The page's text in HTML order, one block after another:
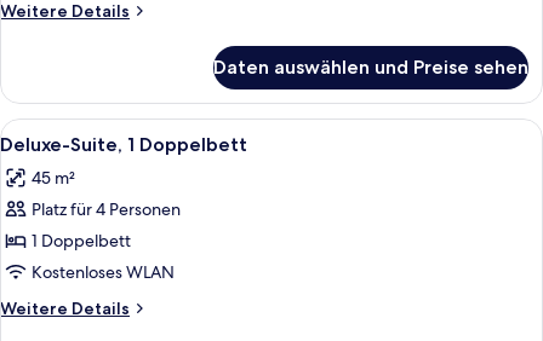
anzeigen
Weitere Details
Weitere
Zimmer,
Doppelbett
Daten auswählen und Preise sehen
Alle
Fotos
für
Deluxe-
Suite,
1
Doppelbett
anzeigen
Deluxe-Suite, 1 Doppelbett | 1
9
Deluxe-Suite, 1 Doppelbett
45 m²
Platz für 4 Personen
1 Doppelbett
Kostenloses WLAN
Weitere Details
Weitere